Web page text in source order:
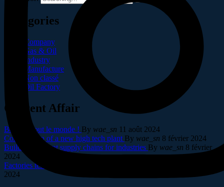
Catégories
Company
Gas & Oil
Industry
Manufacture
Non classé
Oil Factory
Current Affair
Bonjour tout le monde ! By wae_sn 11 août 2024
Construction of a new high tech plant By wae_sn 8 février 2024
Building resilient supply chains for industries By wae_sn 8 février
2024
Factories technologies in interactive and plants
2024